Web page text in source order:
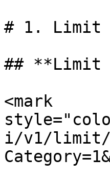
# 1. Limit
## **Limit
<mark
i/v1/limit/